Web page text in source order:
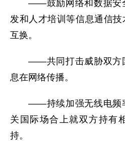
——鼓励网络和数据安
发和人才培训等信息通信
互换。
——共同打击威胁双方
息在网络传播。
——持续加强无线电频
关国际场合上就双方持有
持。